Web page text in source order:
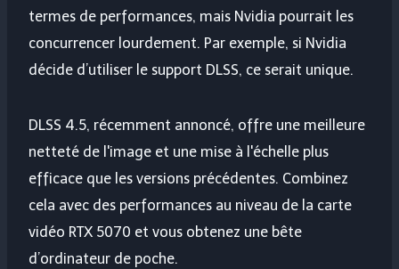
termes de performances, mais Nvidia pourrait les
concurrencer lourdement. Par exemple, si Nvidia
décide d’utiliser le support DLSS, ce serait unique.
DLSS 4.5, récemment annoncé, offre une meilleure
netteté de l'image et une mise à l'échelle plus
efficace que les versions précédentes. Combinez
cela avec des performances au niveau de la carte
vidéo RTX 5070 et vous obtenez une bête
d’ordinateur de poche.